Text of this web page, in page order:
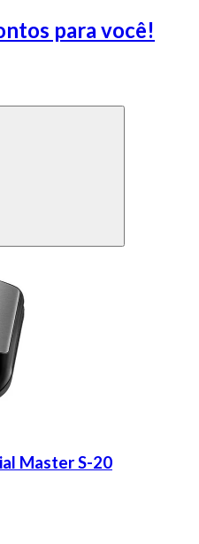
para você!
Master S-20